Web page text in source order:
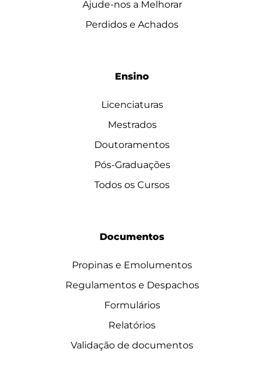
Ajude-nos a Melhorar
Perdidos e Achados
Ensino
Licenciaturas
Mestrados
Doutoramentos
Pós-Graduações
Todos os Cursos
Documentos
Propinas e Emolumentos
Regulamentos e Despachos
Formulários
Relatórios
Validação de documentos